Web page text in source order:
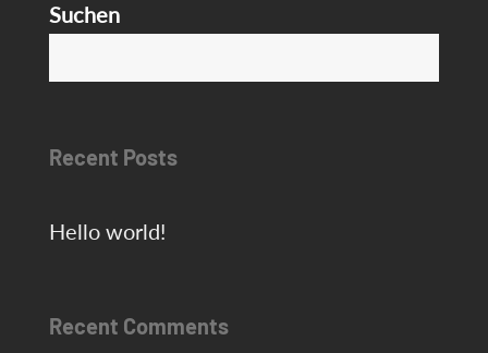
Suchen
Recent Posts
Hello world!
Recent Comments